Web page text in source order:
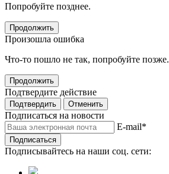
Попробуйте позднее.
Продолжить
Произошла ошибка
Что-то пошло не так, попробуйте позже.
Продолжить
Подтвердите действие
Подтвердить Отменить
Подписаться на новости
E-mail*
Подписаться
Подписывайтесь на наши соц. сети: